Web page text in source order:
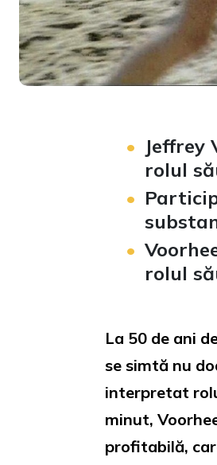
Jeffrey
rolul
rolul
La 50 de ani
se simtă nu
interpretat
minut,
profitabilă,